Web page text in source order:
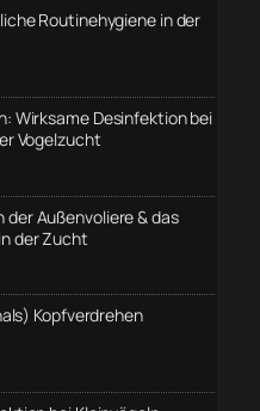
Routinehygiene in der
Wirksame Desinfektion bei
Vogelzucht
Außenvoliere & das
der Zucht
Kopfverdrehen